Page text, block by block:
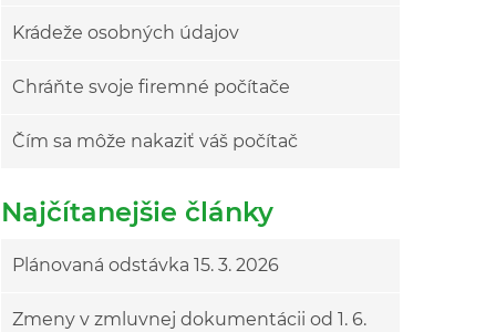
Krádeže osobných údajov
Chráňte svoje firemné počítače
Čím sa môže nakaziť váš počítač
Najčítanejšie články
Plánovaná odstávka 15. 3. 2026
Zmeny v zmluvnej dokumentácii od 1. 6.